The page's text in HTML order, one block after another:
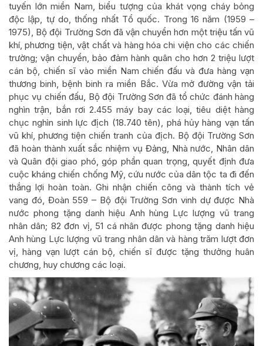
tuyến lớn miền Nam, biểu tượng của khát vọng cháy bỏng
độc lập, tự do, thống nhất Tổ quốc. Trong 16 năm (1959 –
1975), Bộ đội Trường Sơn đã vận chuyển hơn một triệu tấn vũ
khí, phương tiện, vật chất và hàng hóa chi viện cho các chiến
trường; vận chuyển, bảo đảm hành quân cho hơn 2 triệu lượt
cán bộ, chiến sĩ vào miền Nam chiến đấu và đưa hàng vạn
thương binh, bệnh binh ra miền Bắc. Vừa mở đường vận tải
phục vụ chiến đấu, Bộ đội Trường Sơn đã tổ chức đánh hàng
nghìn trận, bắn rơi 2.455 máy bay các loại, tiêu diệt hàng
chục nghìn sinh lực địch (18.740 tên), phá hủy hàng vạn tấn
vũ khí, phương tiện chiến tranh của địch. Bộ đội Trường Sơn
đã hoàn thành xuất sắc nhiệm vụ Đảng, Nhà nước, Nhân dân
và Quân đội giao phó, góp phần quan trọng, quyết định đưa
cuộc kháng chiến chống Mỹ, cứu nước của dân tộc ta đi đến
thắng lợi hoàn toàn. Ghi nhận chiến công và thành tích vẻ
vang đó, Đoàn 559 – Bộ đội Trường Sơn vinh dự được Nhà
nước phong tặng danh hiệu Anh hùng Lực lượng vũ trang
nhân dân; 82 đơn vị, 51 cá nhân được phong tặng danh hiệu
Anh hùng Lực lượng vũ trang nhân dân và hàng trăm lượt đơn
vị, hàng vạn lượt cán bộ, chiến sĩ được tặng thưởng huân
chương, huy chương các loại.